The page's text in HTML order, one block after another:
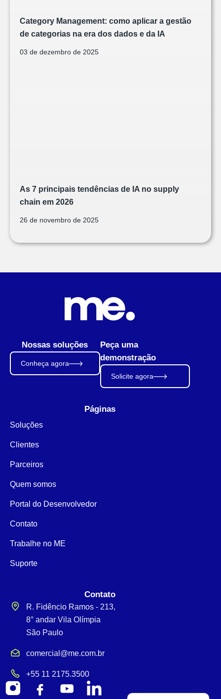
Category Management: como aplicar a gestão
de categorias na era dos dados e da IA
03 de dezembro de 2025
As 7 principais tendências de IA no supply
chain em 2026
26 de novembro de 2025
Nossas soluções
Conheça agora
Peça uma
demonstração
Solicite agora
Páginas
Soluções
Clientes
Parceiros
Quem somos
Portal do Desenvolvedor
Contato
Trabalhe no ME
Suporte
Contato
R. Fidêncio Ramos - 213,
8° andar Vila Olímpia
São Paulo
comercial@me.com.br
+55 11 2175.3500